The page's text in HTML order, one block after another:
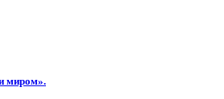
миром».